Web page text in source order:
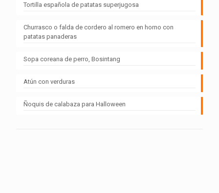
Tortilla española de patatas superjugosa
Churrasco o falda de cordero al romero en horno con
patatas panaderas
Sopa coreana de perro, Bosintang
Atún con verduras
Ñoquis de calabaza para Halloween